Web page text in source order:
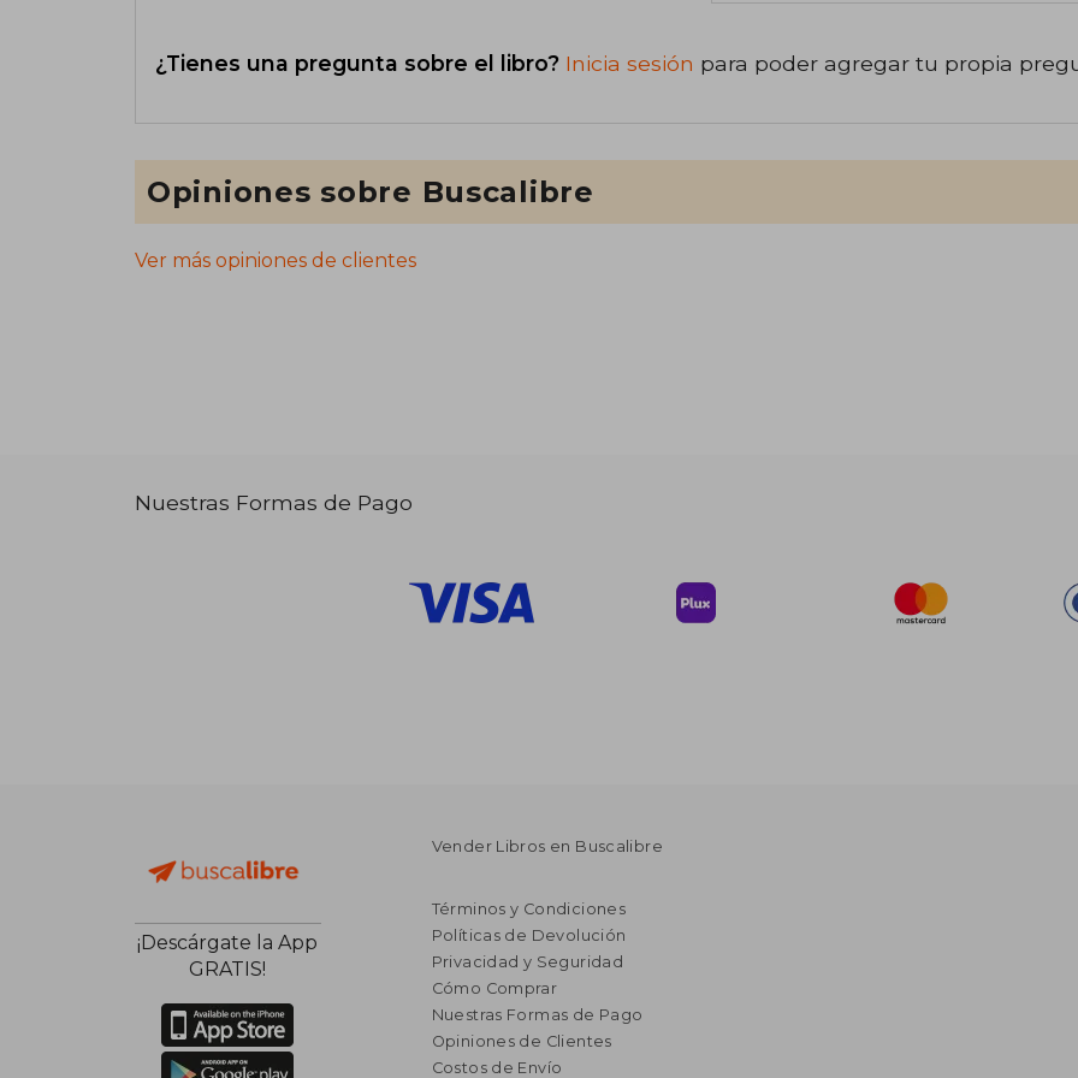
¿Tienes una pregunta sobre el libro? Inicia sesión para poder agregar tu propia
Opiniones sobre Buscalibre
Ver más opiniones de clientes
Nuestras Formas de Pago
¡Descárgate la App
GRATIS!
Vender Libros en Buscalibre
Términos y Condiciones
Políticas de Devolución
Privacidad y Seguridad
Cómo Comprar
Nuestras Formas de Pago
Opiniones de Clientes
Costos de Envío